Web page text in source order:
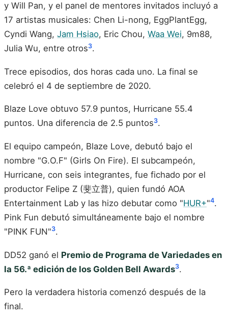
y Will Pan, y el panel de mentores invitados incluyó a
17 artistas musicales: Chen Li-nong, EggPlantEgg,
Cyndi Wang, Jam Hsiao, Eric Chou, Waa Wei, 9m88,
Julia Wu, entre otros3.
Trece episodios, dos horas cada uno. La final se
celebró el 4 de septiembre de 2020.
Blaze Love obtuvo 57.9 puntos, Hurricane 55.4
puntos. Una diferencia de 2.5 puntos3.
El equipo campeón, Blaze Love, debutó bajo el
nombre "G.O.F" (Girls On Fire). El subcampeón,
Hurricane, con seis integrantes, fue fichado por el
productor Felipe Z (斐立普), quien fundó AOA
Entertainment Lab y las hizo debutar como "HUR+"4.
Pink Fun debutó simultáneamente bajo el nombre
"PINK FUN"3.
DD52 ganó el Premio de Programa de Variedades en
la 56.ª edición de los Golden Bell Awards3.
Pero la verdadera historia comenzó después de la
final.